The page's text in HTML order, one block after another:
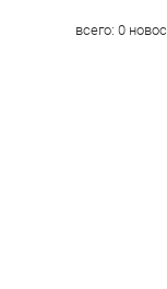
всего: 0